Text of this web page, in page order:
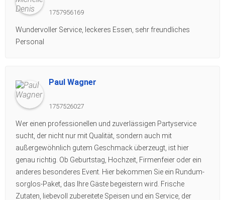
1757956169
Wundervoller Service, leckeres Essen, sehr freundliches
Personal
Paul Wagner
1757526027
Wer einen professionellen und zuverlässigen Partyservice
sucht, der nicht nur mit Qualität, sondern auch mit
außergewöhnlich gutem Geschmack überzeugt, ist hier
genau richtig. Ob Geburtstag, Hochzeit, Firmenfeier oder ein
anderes besonderes Event. Hier bekommen Sie ein Rundum-
sorglos-Paket, das Ihre Gäste begeistern wird. Frische
Zutaten, liebevoll zubereitete Speisen und ein Service, der